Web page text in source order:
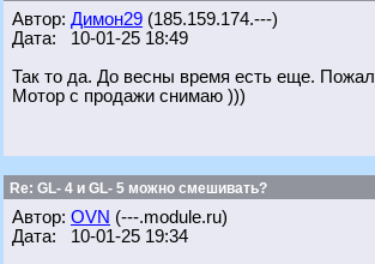
Автор: Димон29 (185.159.174.---)
Дата: 10-01-25 18:49
Так то да. До весны время есть еще.
Мотор с продажи снимаю )))
Re: GL- 4 и GL- 5 можно смешивать?
Автор: OVN (---.module.ru)
Дата: 10-01-25 19:34